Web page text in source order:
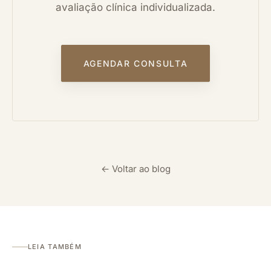
avaliação clínica individualizada.
AGENDAR CONSULTA
← Voltar ao blog
LEIA TAMBÉM